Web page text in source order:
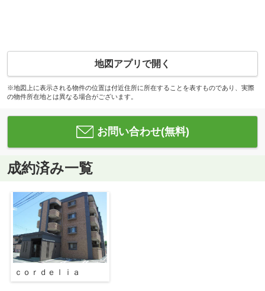
地図アプリで開く
※地図上に表示される物件の位置は付近住所に所在することを表すものであり、実際
の物件所在地とは異なる場合がございます。
お問い合わせ(無料)
成約済み一覧
ｃｏｒｄｅｌｉａ